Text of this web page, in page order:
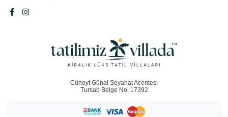
Cüneyt Günal Seyahat Acentesı
Tursab Belge No: 17392